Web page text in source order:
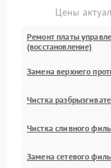
Цены
Ремонт платы
(восстановление)
Замена верхнего
Чистка
Чистка сливного
Замена сетевого